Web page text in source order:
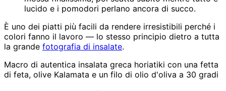
lucido e i pomodori perlano ancora di succo.
È uno dei piatti più facili da rendere irresistibili perché i
colori fanno il lavoro — lo stesso principio dietro a tutta
la grande fotografia di insalate.
Macro di autentica insalata greca horiatiki con una fetta
di feta, olive Kalamata e un filo di olio d'oliva a 30 gradi